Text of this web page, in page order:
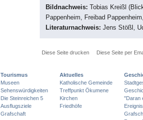
Bildnachweis: Tobias Kreißl
Pappenheim, Freibad
Literaturnachweis: Jens Stößl,
Diese Seite drucken Diese Seite per
Tourismus
Museen
Sehenswürdigkeiten
Die Steinreichen 5
Ausflugsziele
Grafschaft
Aktuelles
Katholische Gemeinde
Treffpunkt Ökumene
Kirchen
Friedhöfe
"Daran